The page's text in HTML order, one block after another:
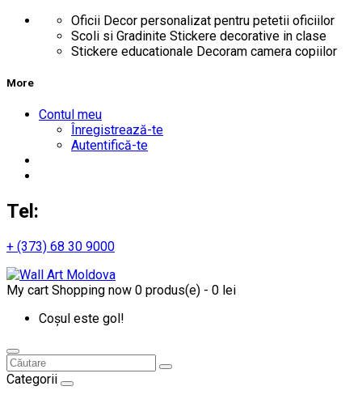
Oficii Decor personalizat pentru petetii oficiilor
Scoli si Gradinite Stickere decorative in clase
Stickere educationale Decoram camera copiilor
More
Contul meu
Înregistrează-te
Autentifică-te
Tel:
+ (373) 68 30 9000
My cart Shopping now 0 produs(e) - 0 lei
Coșul este gol!
Categorii